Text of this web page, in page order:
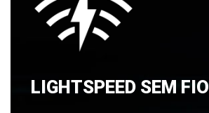
LIGHTSPEED SEM FIO